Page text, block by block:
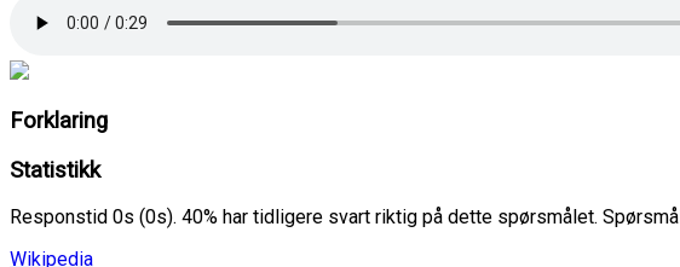
Forklaring
Statistikk
Responstid 0s (0s). 40% har tidligere svart riktig på dette spørsmålet.
Wikipedia